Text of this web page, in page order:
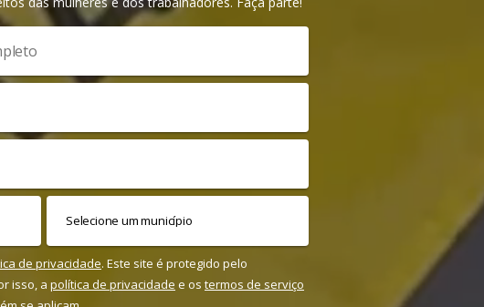
de privacidade. Este site é protegido pelo
isso, a política de privacidade e os termos de serviço